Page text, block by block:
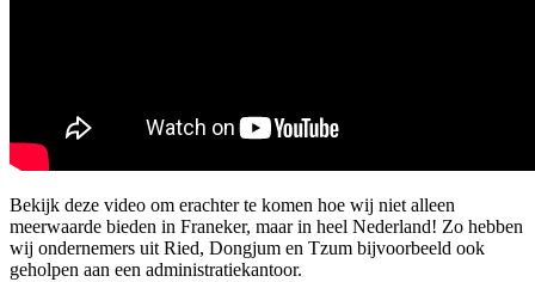
Bekijk deze video om erachter te komen hoe wij niet alleen
meerwaarde bieden in Franeker, maar in heel Nederland! Zo hebben
wij ondernemers uit Ried, Dongjum en Tzum bijvoorbeeld ook
geholpen aan een administratiekantoor.